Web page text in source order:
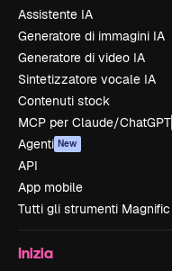
Assistente IA
Generatore di immagini IA
Generatore di video IA
Sintetizzatore vocale IA
Contenuti stock
MCP per Claude/ChatGPT
Agenti New
API
App mobile
Tutti gli strumenti Magnific
Inizia